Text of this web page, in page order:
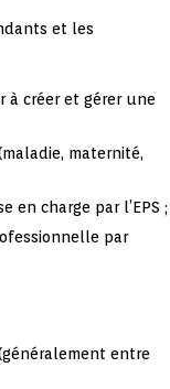
et les
à créer et gérer une
maternité,
en charge par l’EPS ;
par
entre